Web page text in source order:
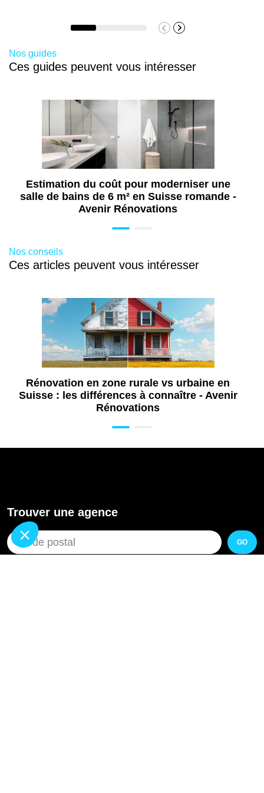
Oui, à condition de respecter les règles de
commune. Une autorisation est parfois exigée,
surtout en zone urbaine dense.
Nos guides
Ces guides peuvent vous intéresser
Estimation du coût pour moderniser une
salle de bains de 6 m² en Suisse romande -
Avenir Rénovations
Nos conseils
Ces articles peuvent vous intéresser
Rénovation en zone rurale vs urbaine en
Suisse : les différences à connaître - Avenir
Rénovations
Trouver une agence
GO